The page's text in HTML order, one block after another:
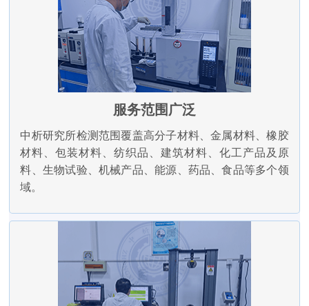
服务范围广泛
中析研究所检测范围覆盖高分子材料、金属材料、橡胶
材料、包装材料、纺织品、建筑材料、化工产品及原
料、生物试验、机械产品、能源、药品、食品等多个领
域。